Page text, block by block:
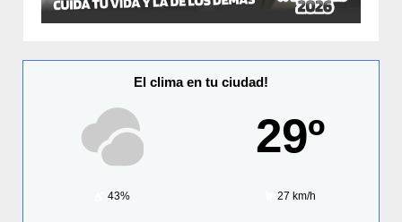
El clima en tu ciudad!
29º
43% 27 km/h